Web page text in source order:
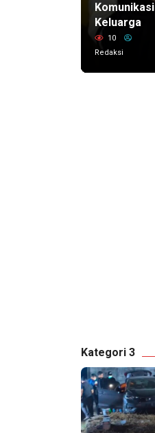
Komunikasi
Keluarga
10
Redaksi
Kategori 3